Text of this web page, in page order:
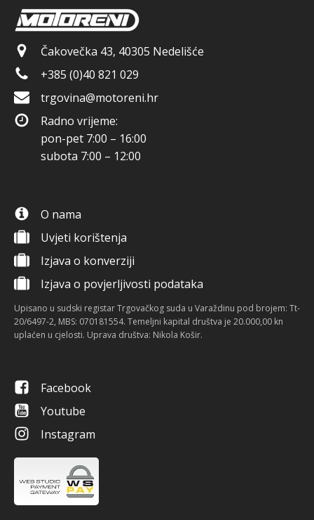
Čakovečka 43, 40305 Nedelišće
+385 (0)40 821 029
trgovina@motoreni.hr
Radno vrijeme:
pon-pet 7:00 – 16:00
subota 7:00 – 12:00
O nama
Uvjeti korištenja
Izjava o konverziji
Izjava o povjerljivosti podataka
Upisano u sudski registar Trgovačkog suda u Varaždinu pod brojem: Tt-
20/6497-2, MBS: 070181554. Temeljni kapital društva je 20.000,00 kn
uplaćen u cjelosti. Uprava društva: Nikola Košir.
Facebook
Youtube
Instagram